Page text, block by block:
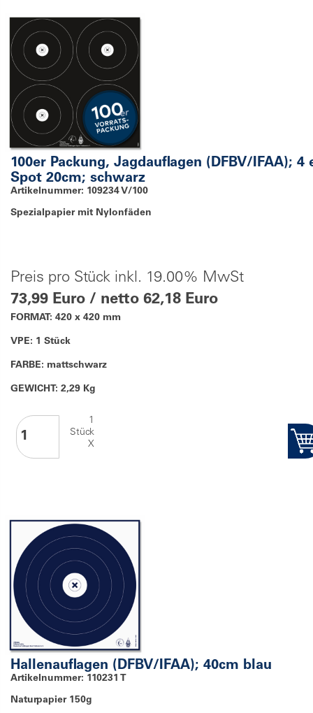
100er Packung, Jagdauflagen (DFBV/IFAA); 4
Spot 20cm; schwarz
Artikelnummer: 109234 V/100
Spezialpapier mit Nylonfäden
Preis pro Stück inkl. 19.00% MwSt
73,99 Euro / netto 62,18 Euro
FORMAT: 420 x 420 mm
VPE: 1 Stück
FARBE: mattschwarz
GEWICHT: 2,29 Kg
1
Stück
X
Hallenauflagen (DFBV/IFAA); 40cm blau
Artikelnummer: 110231 T
Naturpapier 150g